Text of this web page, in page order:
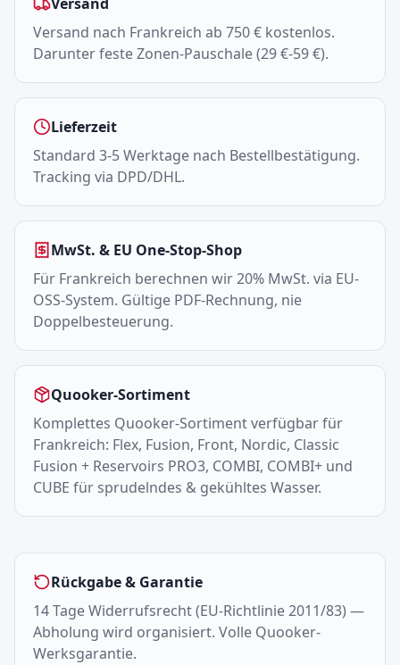
Versand nach Frankreich ab 750 € kostenlos.
Darunter feste Zonen-Pauschale (29 €-59 €).
Lieferzeit
Standard 3-5 Werktage nach Bestellbestätigung.
Tracking via DPD/DHL.
MwSt. & EU One-Stop-Shop
Für Frankreich berechnen wir 20% MwSt. via EU-
OSS-System. Gültige PDF-Rechnung, nie
Doppelbesteuerung.
Quooker-Sortiment
Komplettes Quooker-Sortiment verfügbar für
Frankreich: Flex, Fusion, Front, Nordic, Classic
Fusion + Reservoirs PRO3, COMBI, COMBI+ und
CUBE für sprudelndes & gekühltes Wasser.
Rückgabe & Garantie
14 Tage Widerrufsrecht (EU-Richtlinie 2011/83) —
Abholung wird organisiert. Volle Quooker-
Werksgarantie.